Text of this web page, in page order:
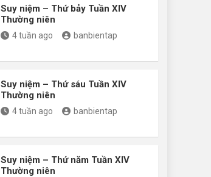
Suy niệm – Thứ bảy Tuần XIV
Thường niên
4 tuần ago banbientap
Suy niệm – Thứ sáu Tuần XIV
Thường niên
4 tuần ago banbientap
Suy niệm – Thứ năm Tuần XIV
Thường niên